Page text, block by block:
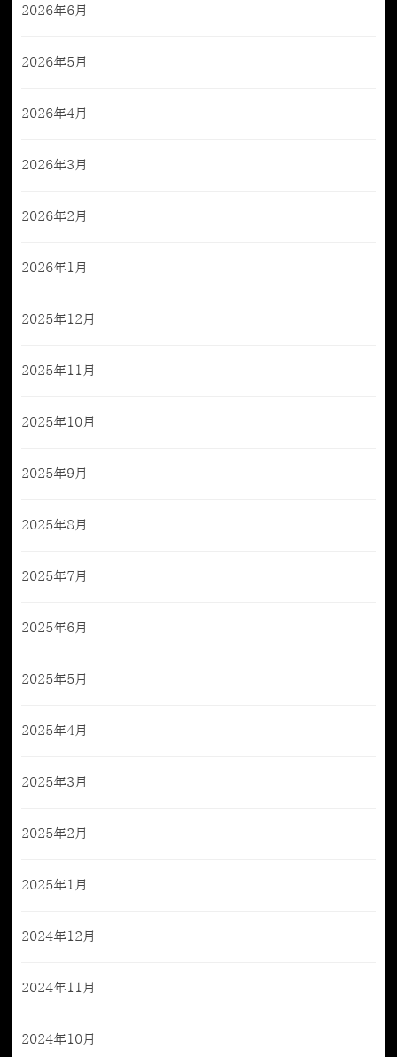
2026年6月
2026年5月
2026年4月
2026年3月
2026年2月
2026年1月
2025年12月
2025年11月
2025年10月
2025年9月
2025年8月
2025年7月
2025年6月
2025年5月
2025年4月
2025年3月
2025年2月
2025年1月
2024年12月
2024年11月
2024年10月